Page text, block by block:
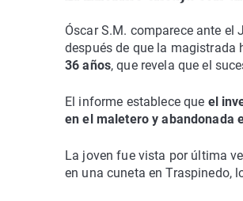
Óscar S.M. comparece ante
después de que la magistrada
36 años, que revela que el
El informe establece que el
en el maletero y abandonada
La joven fue vista por última
en una cuneta en Traspinedo,